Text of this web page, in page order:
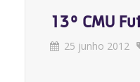
13º CMU
25 junho 2012